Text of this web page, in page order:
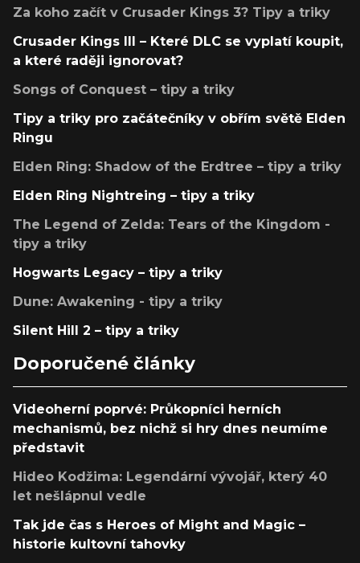
Za koho začít v Crusader Kings 3? Tipy a triky
Crusader Kings III – Které DLC se vyplatí koupit,
a které raději ignorovat?
Songs of Conquest – tipy a triky
Tipy a triky pro začátečníky v obřím světě Elden
Ringu
Elden Ring: Shadow of the Erdtree – tipy a triky
Elden Ring Nightreing – tipy a triky
The Legend of Zelda: Tears of the Kingdom -
tipy a triky
Hogwarts Legacy – tipy a triky
Dune: Awakening - tipy a triky
Silent Hill 2 – tipy a triky
Doporučené články
Videoherní poprvé: Průkopníci herních
mechanismů, bez nichž si hry dnes neumíme
představit
Hideo Kodžima: Legendární vývojář, který 40
let nešlápnul vedle
Tak jde čas s Heroes of Might and Magic –
historie kultovní tahovky